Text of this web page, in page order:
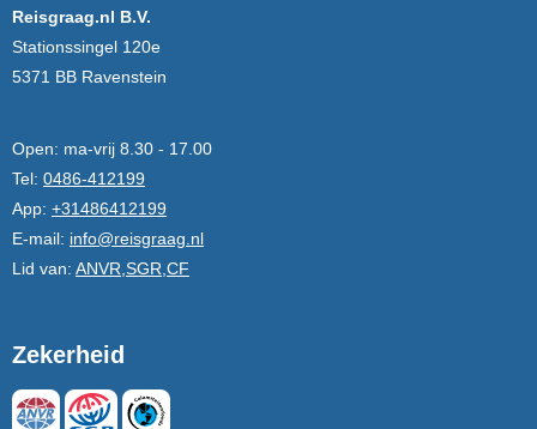
Reisgraag.nl B.V.
Stationssingel 120e
5371 BB Ravenstein
Open: ma-vrij 8.30 - 17.00
Tel: 0486-412199
App: +31486412199
E-mail: info@reisgraag.nl
Lid van: ANVR,SGR,CF
Zekerheid